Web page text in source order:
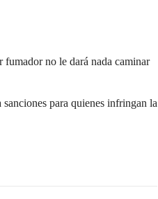
fumador no le dará nada caminar
para quienes infringan la